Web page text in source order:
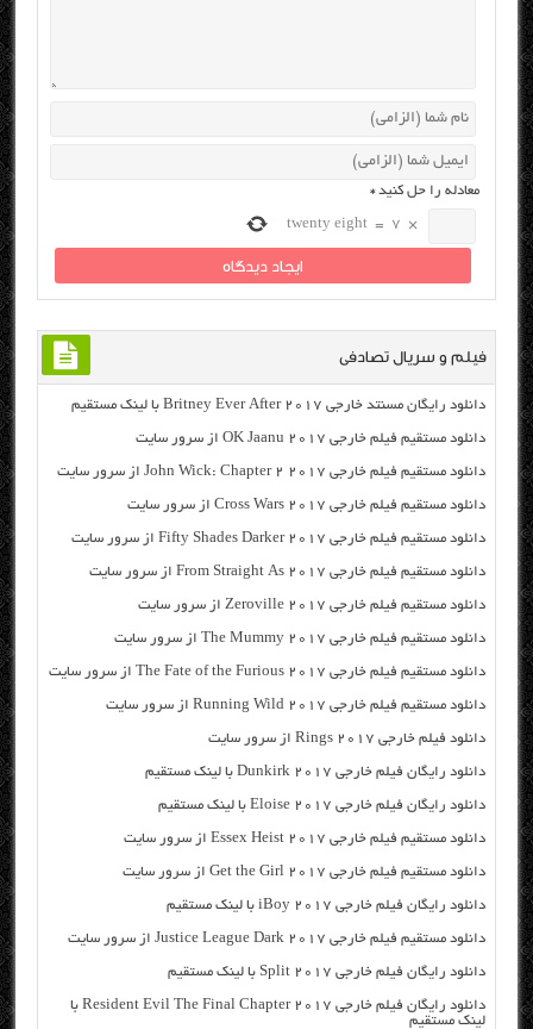
معادله را حل کنید*
×
7
=
twenty eight
فیلم و سریال تصادفی
دانلود رایگان مسنتد خارجی Britney Ever After 2017 با لینک مستقیم
دانلود مستقیم فیلم خارجی OK Jaanu 2017 از سرور سایت
دانلود مستقیم فیلم خارجی John Wick: Chapter 2 2017 از سرور سایت
دانلود مستقیم فیلم خارجی Cross Wars 2017 از سرور سایت
دانلود مستقیم فیلم خارجی Fifty Shades Darker 2017 از سرور سایت
دانلود مستقیم فیلم خارجی From Straight As 2017 از سرور سایت
دانلود مستقیم فیلم خارجی Zeroville 2017 از سرور سایت
دانلود مستقیم فیلم خارجی The Mummy 2017 از سرور سایت
دانلود مستقیم فیلم خارجی The Fate of the Furious 2017 از سرور سایت
دانلود مستقیم فیلم خارجی Running Wild 2017 از سرور سایت
دانلود فیلم خارجی Rings 2017 از سرور سایت
دانلود رایگان فیلم خارجی Dunkirk 2017 با لینک مستقیم
دانلود رایگان فیلم خارجی Eloise 2017 با لینک مستقیم
دانلود مستقیم فیلم خارجی Essex Heist 2017 از سرور سایت
دانلود مستقیم فیلم خارجی Get the Girl 2017 از سرور سایت
دانلود رایگان فیلم خارجی iBoy 2017 با لینک مستقیم
دانلود مستقیم فیلم خارجی Justice League Dark 2017 از سرور سایت
دانلود رایگان فیلم خارجی Split 2017 با لینک مستقیم
دانلود رایگان فیلم خارجی Resident Evil The Final Chapter 2017 با
لینک مستقیم